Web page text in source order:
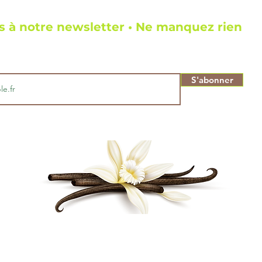
à notre newsletter • Ne manquez rien
S'abonner